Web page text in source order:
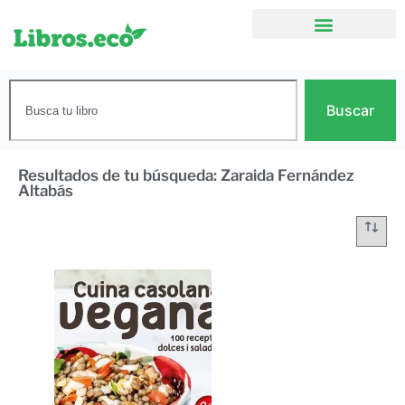
Buscar
Resultados de tu búsqueda: Zaraida Fernández
Altabás